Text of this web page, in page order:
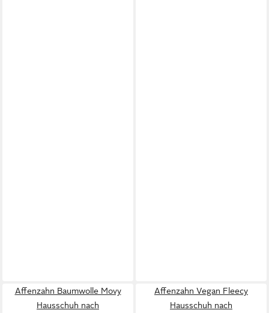
Affenzahn Baumwolle Movy
Hausschuh nach
Affenzahn Vegan Fleecy
Hausschuh nach